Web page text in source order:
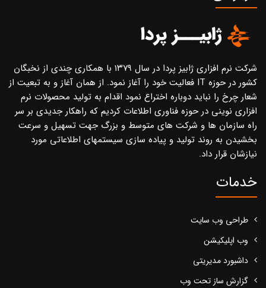
شرکت نرم افزاری ژابیز پردا در سال ۱۳۷۹ با همکاری چندی از نخبگان
کشور در حوزه IT فعالیت خود را آغاز نمود. از همان آغاز و به تبعیت از
شعار چرخ را نباید دوباره اختراع نمود اقدام به تولید محصولات نرم
افزاری نوینی در حوزه فناوری اطلاعات کردیم که راهکار جدیدی بر سر
راه سازمان ها و شرکت های متوسط و بزرگ جهت تسهیل و سرعت
بخشیدن به روند تولید و پیاده سازی سیستمهای اطلاعاتی مورد
نیازشان قرار داد.
خدمات
طراحی وب سایت
وب اپلیکیشن
داشبورد مدیریتی
گزارش ساز تحت وب